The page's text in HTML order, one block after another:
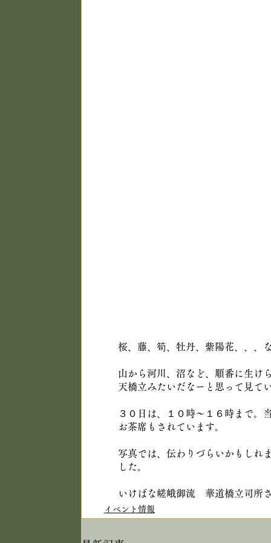
桜、藤、筍、牡丹、紫陽花、、、
山から河川、沼など、順番に生け
天橋立みたいだなーと思って見て
３０日は、１０時～１６時まで。
お茶席もされています。
写真では、伝わりづらいかもしれ
した。
いけばな嵯峨御流　華道橋立司所
イベント情報